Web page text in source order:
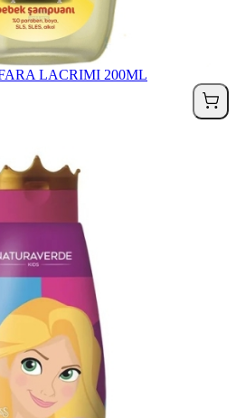
LACRIMI 200ML